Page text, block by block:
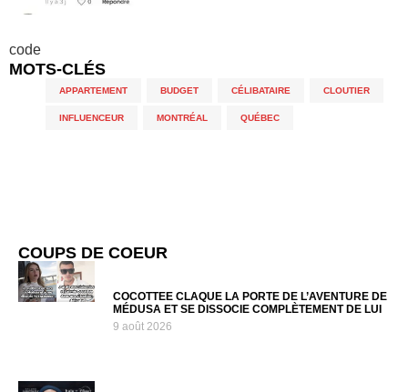
code
MOTS-CLÉS
APPARTEMENT BUDGET CÉLIBATAIRE CLOUTIER
INFLUENCEUR MONTRÉAL QUÉBEC
COUPS DE COEUR
COCOTTEE CLAQUE LA PORTE DE L’AVENTURE DE
MÉDUSA ET SE DISSOCIE COMPLÈTEMENT DE LUI
9 août 2026